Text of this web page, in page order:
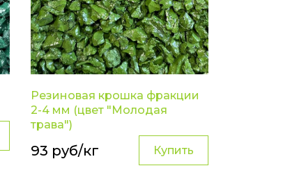
Резиновая крошка фракции
2-4 мм (цвет "Молодая
трава")
93 руб/кг Купить